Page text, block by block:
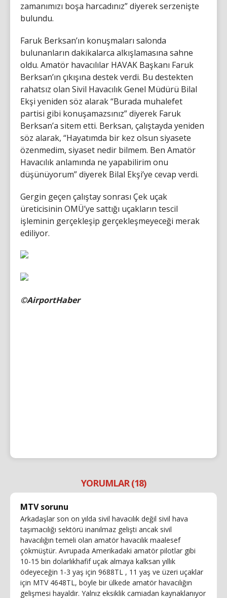
zamanımızı boşa harcadınız” diyerek serzenişte
bulundu.
Faruk Berksan’ın konuşmaları salonda
bulunanların dakikalarca alkışlamasına sahne
oldu. Amatör havacılılar HAVAK Başkanı Faruk
Berksan’ın çıkışına destek verdi. Bu destekten
rahatsız olan Sivil Havacılık Genel Müdürü Bilal
Ekşi yeniden söz alarak “Burada muhalefet
partisi gibi konuşamazsınız” diyerek Faruk
Berksan’a sitem etti. Berksan, çalıştayda yeniden
söz alarak, “Hayatımda bir kez olsun siyasete
özenmedim, siyaset nedir bilmem. Ben Amatör
Havacılık anlamında ne yapabilirim onu
düşünüyorum” diyerek Bilal Ekşi’ye cevap verdi.
Gergin geçen çalıştay sonrası Çek uçak
üreticisinin OMÜ’ye sattığı uçakların tescil
işleminin gerçekleşip gerçekleşmeyeceği merak
ediliyor.
©AirportHaber
YORUMLAR (18)
MTV sorunu
Arkadaşlar son on yılda sivil havacılık değil sivil hava
taşımacılığı sektörü inanılmaz gelişti ancak sivil
havacılığın temeli olan amatör havacılık maalesef
çökmüştür. Avrupada Amerikadaki amatör pilotlar gibi
10-15 bin dolarlıkhafif uçak almaya kalksan yıllık
ödeyeceğin 1-3 yaş için 9688TL , 11 yaş ve üzeri uçaklar
için MTV 4648TL, böyle bir ülkede amatör havacılığın
gelişmesi hayaldir. Yalnız eksiklik camiadan kaynaklanıyor